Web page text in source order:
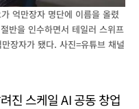
억만장자 명단에 이름을 올렸
반을 인수하면서 테일러 스위프
장자가 됐다. 사진=유튜브 채널
진 스케일 AI 공동 창업